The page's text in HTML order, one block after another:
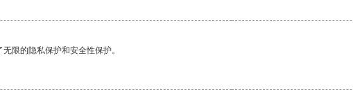
限的隐私保护和安全性保护。